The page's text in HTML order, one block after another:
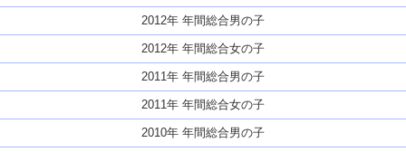
2012年 年間総合男の子
2012年 年間総合女の子
2011年 年間総合男の子
2011年 年間総合女の子
2010年 年間総合男の子